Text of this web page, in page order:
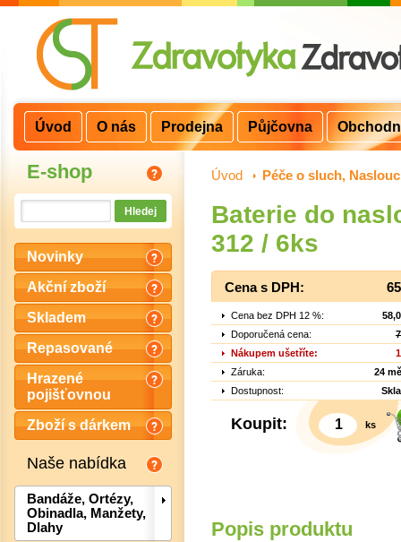
E-shop
Novinky
Akční zboží
Skladem
Repasované
Hrazené
pojišťovnou
Zboží s dárkem
Naše nabídka
Bandáže, Ortézy,
Obinadla, Manžety,
Dlahy
Úvod > Péče o sluch,
Baterie do
312 / 6ks
Cena s DPH:
Cena bez DPH 12 %:
Doporučená cena:
Nákupem ušetříte:
Záruka:
24
Dostupnost:
Koupit: ks
Popis produktu
Úvod O nás Prodejna Půjčovna